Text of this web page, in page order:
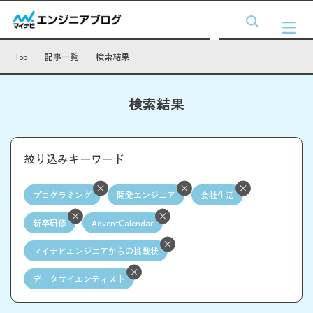
Top 記事一覧 検索結果
検索結果
絞り込みキーワード
プログラミング 開発エンジニア 会社生活
新卒研修 AdventCalendar
マイナビエンジニアからの挑戦状
データサイエンティスト